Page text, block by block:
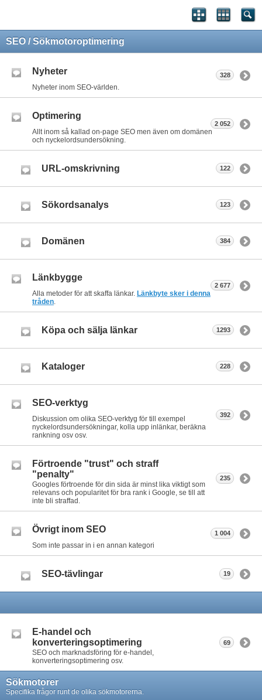
SEO / Sökmotoroptimering
Nyheter
Nyheter inom SEO-världen.
328
Optimering
Allt inom så kallad on-page SEO men även om domänen
och nyckelordsundersökning.
2 052
URL-omskrivning 122
Sökordsanalys 123
Domänen 384
Länkbygge
Alla metoder för att skaffa länkar. Länkbyte sker i denna
tråden.
2 677
Köpa och sälja länkar 1293
Kataloger 228
SEO-verktyg
Diskussion om olika SEO-verktyg för till exempel
nyckelordsundersökningar, kolla upp inlänkar, beräkna
rankning osv osv.
392
Förtroende "trust" och straff
"penalty"
Googles förtroende för din sida är minst lika viktigt som
relevans och popularitet för bra rank i Google, se till att
inte bli straffad.
235
Övrigt inom SEO
Som inte passar in i en annan kategori
1 004
SEO-tävlingar 19
E-handel och
konverteringsoptimering
SEO och marknadsföring för e-handel,
konverteringsoptimering osv.
69
Sökmotorer
Specifika frågor runt de olika sökmotorerna.